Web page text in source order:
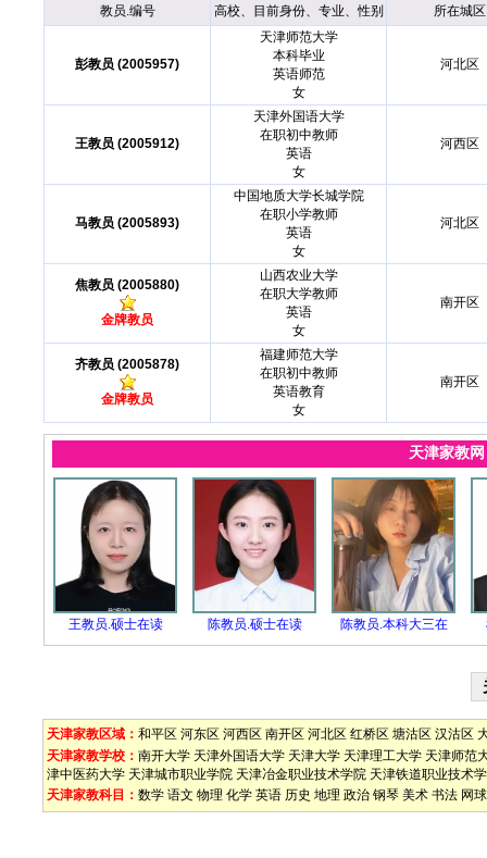
教员.编号 高校、目前身份、专业、性别 所在城区
彭教员 (2005957)
天津师范大学
本科毕业
英语师范
女
河北区
王教员 (2005912)
天津外国语大学
在职初中教师
英语
女
河西区
马教员 (2005893)
中国地质大学长城学院
在职小学教师
英语
女
河北区
焦教员 (2005880)
金牌教员
山西农业大学
在职大学教师
英语
女
南开区
齐教员 (2005878)
金牌教员
福建师范大学
在职初中教师
英语教育
女
南开区
天津家教
王教员.硕士在读 陈教员.硕士在读 陈教员.本科大三在
天津家教区域： 和平区 河东区 河西区 南开区 河北区 红桥区 塘沽区 汉沽区
天津家教学校： 南开大学 天津外国语大学 天津大学 天津理工大学 天津师范
津中医药大学 天津城市职业学院 天津冶金职业技术学院 天津铁道职业技术
天津家教科目： 数学 语文 物理 化学 英语 历史 地理 政治 钢琴 美术 书法 网球